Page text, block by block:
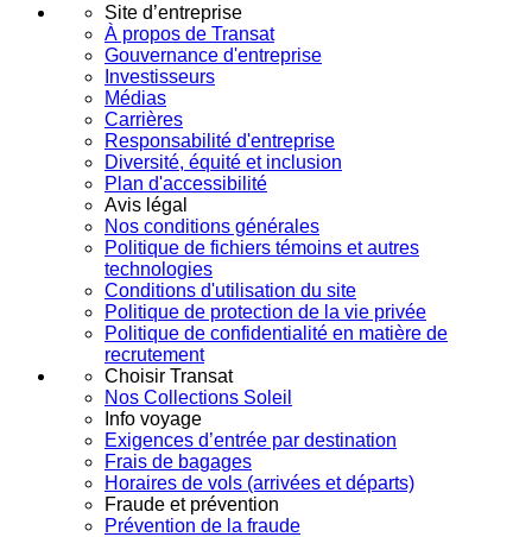
Site d’entreprise
À propos de Transat
Gouvernance d'entreprise
Investisseurs
Médias
Carrières
Responsabilité d'entreprise
Diversité, équité et inclusion
Plan d'accessibilité
Avis légal
Nos conditions générales
Politique de fichiers témoins et autres
technologies
Conditions d'utilisation du site
Politique de protection de la vie privée
Politique de confidentialité en matière de
recrutement
Choisir Transat
Nos Collections Soleil
Info voyage
Exigences d’entrée par destination
Frais de bagages
Horaires de vols (arrivées et départs)
Fraude et prévention
Prévention de la fraude